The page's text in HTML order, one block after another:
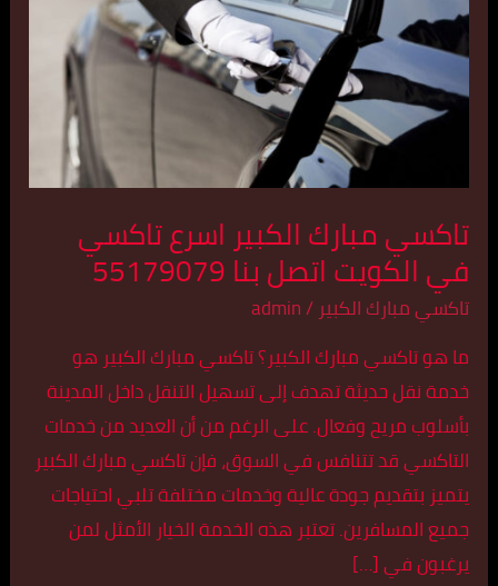
تاكسي مبارك الكبير اسرع تاكسي
في الكويت اتصل بنا 55179079
تاكسي مبارك الكبير/
admin
ما هو تاكسي مبارك الكبير؟ تاكسي مبارك الكبير هو
خدمة نقل حديثة تهدف إلى تسهيل التنقل داخل المدينة
بأسلوب مريح وفعال. على الرغم من أن العديد من خدمات
التاكسي قد تتنافس في السوق، فإن تاكسي مبارك الكبير
يتميز بتقديم جودة عالية وخدمات مختلفة تلبي احتياجات
جميع المسافرين. تعتبر هذه الخدمة الخيار الأمثل لمن
يرغبون في […]
مبارك
الكبير
اسرع
تاكسي
الكويت
اتصل
بنا
55179079